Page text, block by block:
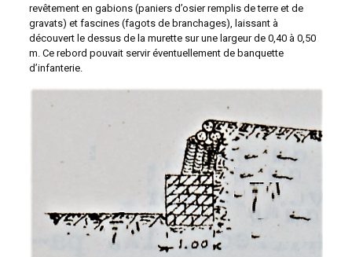
revêtement en gabions (paniers d’osier remplis de terre et de
gravats) et fascines (fagots de branchages), laissant à
découvert le dessus de la murette sur une largeur de 0,40 à 0,50
m. Ce rebord pouvait servir éventuellement de banquette
d’infanterie.